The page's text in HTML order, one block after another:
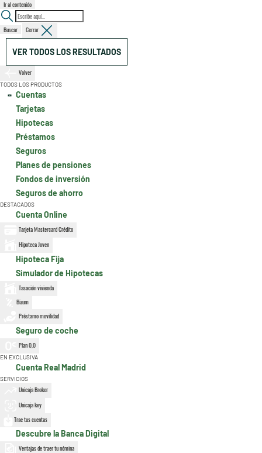
Ir al contenido
Buscar Cerrar
VER TODOS LOS RESULTADOS
Volver
TODOS LOS PRODUCTOS
Cuentas
Tarjetas
Hipotecas
Préstamos
Seguros
Planes de pensiones
Fondos de inversión
Seguros de ahorro
DESTACADOS
Cuenta Online
Tarjeta Mastercard Crédito
Hipoteca Joven
Hipoteca Fija
Simulador de Hipotecas
Tasación vivienda
Bizum
Préstamo movilidad
Seguro de coche
Plan 0,0
EN EXCLUSIVA
Cuenta Real Madrid
SERVICIOS
Unicaja Broker
Unicaja key
Trae tus cuentas
Descubre la Banca Digital
Ventajas de traer tu nómina